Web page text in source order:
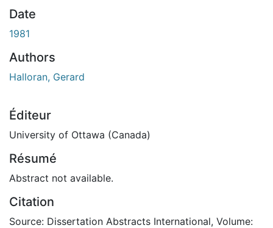
Date
1981
Authors
Halloran, Gerard
Éditeur
University of Ottawa (Canada)
Résumé
Abstract not available.
Citation
Source: Dissertation Abstracts International, Volume: